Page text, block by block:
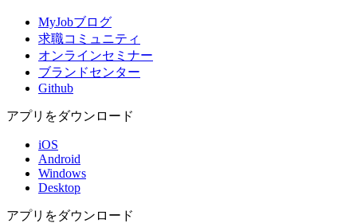
MyJobブログ
求職コミュニティ
オンラインセミナー
ブランドセンター
Github
アプリをダウンロード
iOS
Android
Windows
Desktop
アプリをダウンロード